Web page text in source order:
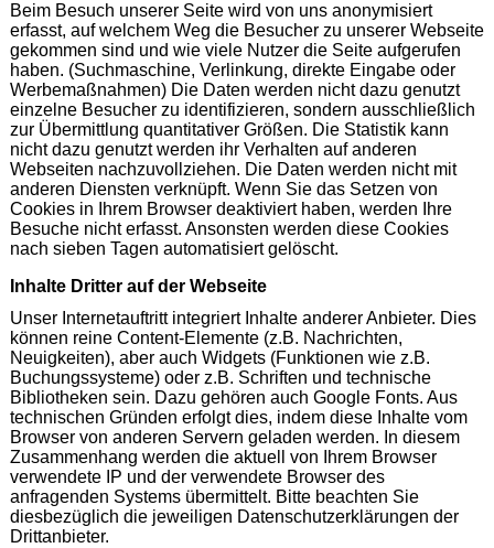
Beim Besuch unserer Seite wird von uns anonymisiert
erfasst, auf welchem Weg die Besucher zu unserer Webseite
gekommen sind und wie viele Nutzer die Seite aufgerufen
haben. (Suchmaschine, Verlinkung, direkte Eingabe oder
Werbemaßnahmen) Die Daten werden nicht dazu genutzt
einzelne Besucher zu identifizieren, sondern ausschließlich
zur Übermittlung quantitativer Größen. Die Statistik kann
nicht dazu genutzt werden ihr Verhalten auf anderen
Webseiten nachzuvollziehen. Die Daten werden nicht mit
anderen Diensten verknüpft. Wenn Sie das Setzen von
Cookies in Ihrem Browser deaktiviert haben, werden Ihre
Besuche nicht erfasst. Ansonsten werden diese Cookies
nach sieben Tagen automatisiert gelöscht.
Inhalte Dritter auf der Webseite
Unser Internetauftritt integriert Inhalte anderer Anbieter. Dies
können reine Content-Elemente (z.B. Nachrichten,
Neuigkeiten), aber auch Widgets (Funktionen wie z.B.
Buchungssysteme) oder z.B. Schriften und technische
Bibliotheken sein. Dazu gehören auch Google Fonts. Aus
technischen Gründen erfolgt dies, indem diese Inhalte vom
Browser von anderen Servern geladen werden. In diesem
Zusammenhang werden die aktuell von Ihrem Browser
verwendete IP und der verwendete Browser des
anfragenden Systems übermittelt. Bitte beachten Sie
diesbezüglich die jeweiligen Datenschutzerklärungen der
Drittanbieter.